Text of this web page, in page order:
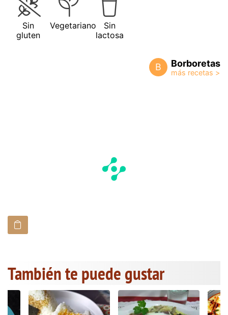
Sin
gluten
Vegetariano
Sin
lactosa
B Borboretas
También te puede gustar